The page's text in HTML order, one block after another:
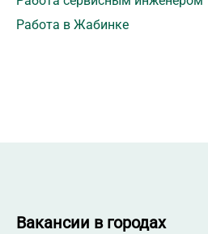
Работа в Жабинке
Вакансии в городах